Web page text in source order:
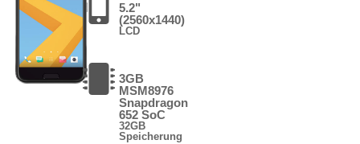
5.2"
(2560x1440)
LCD
3GB
MSM8976
Snapdragon
652 SoC
32GB
Speicherung